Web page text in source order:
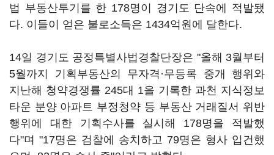
법 부동산투기를 한 178명이 경기도 단속에 적발됐
다. 이들이 얻은 불로소득은 1434억원에 달한다.
14일 경기도 공정특별사법경찰단장은 "올해 3월부터
5월까지 기획부동산의 무자격·무등록 중개 행위와
지난해 청약경쟁률 245대 1을 기록한 과천 지식정보
타운 분양 아파트 부정청약 등 부동산 거래질서 위반
행위에 대한 기획수사를 실시해 178명을 적발했
다"며 "17명은 검찰에 송치하고 79명은 형사 입건했